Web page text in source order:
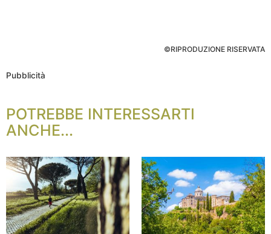
©RIPRODUZIONE RISERVATA
Pubblicità
POTREBBE INTERESSARTI
ANCHE...